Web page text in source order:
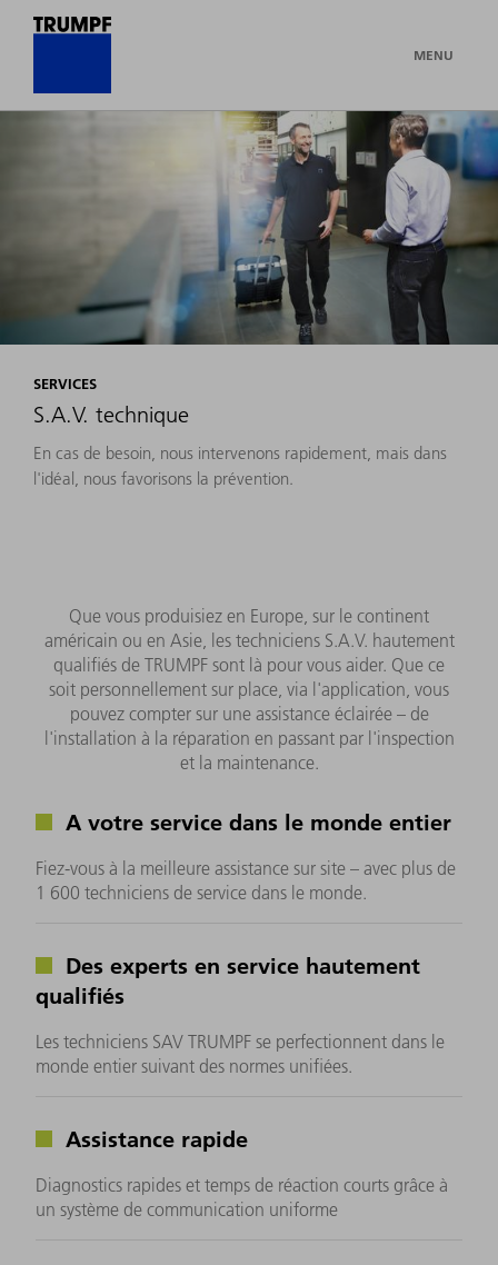
MENU
SERVICES
S.A.V. technique
En cas de besoin, nous intervenons rapidement, mais dans
l'idéal, nous favorisons la prévention.
Que vous produisiez en Europe, sur le continent
américain ou en Asie, les techniciens S.A.V. hautement
qualifiés de TRUMPF sont là pour vous aider. Que ce
soit personnellement sur place, via l'application, vous
pouvez compter sur une assistance éclairée – de
l'installation à la réparation en passant par l'inspection
et la maintenance.
A votre service dans le monde entier
Fiez-vous à la meilleure assistance sur site – avec plus de
1 600 techniciens de service dans le monde.
Des experts en service hautement
qualifiés
Les techniciens SAV TRUMPF se perfectionnent dans le
monde entier suivant des normes unifiées.
Assistance rapide
Diagnostics rapides et temps de réaction courts grâce à
un système de communication uniforme